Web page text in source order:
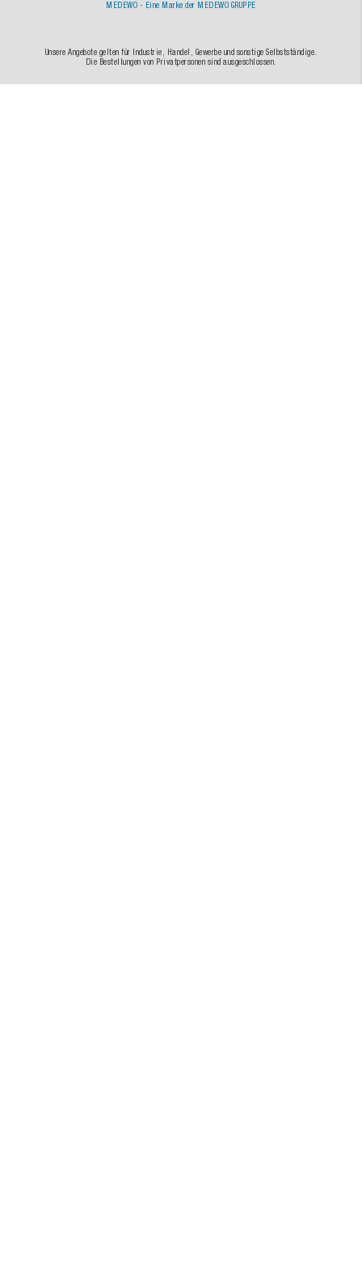
MEDEWO - Eine Marke der MEDEWO GRUPPE
Unsere Angebote gelten für Industrie, Handel, Gewerbe und sonstige Selbstständige.
Die Bestellungen von Privatpersonen sind ausgeschlossen.